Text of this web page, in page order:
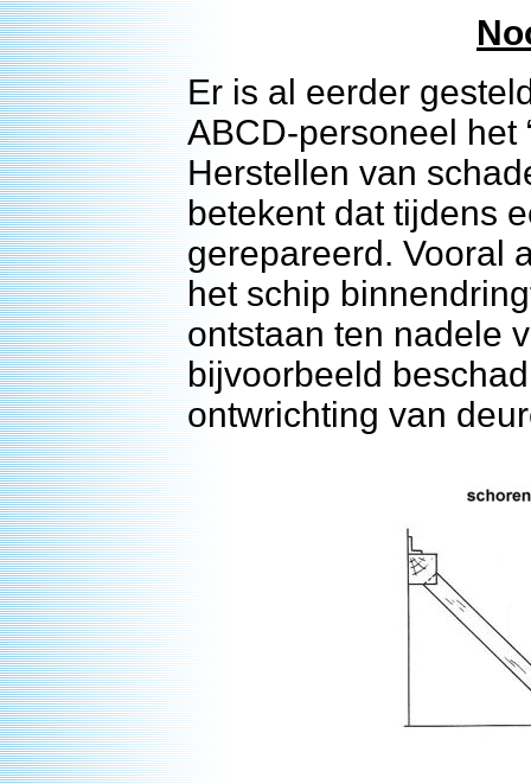
Er is al eerder
ABCD-personeel het
Herstellen van
betekent dat tijdens
gerepareerd. Vooral
het schip
ontstaan ten nadele
bijvoorbeeld
ontwrichting van